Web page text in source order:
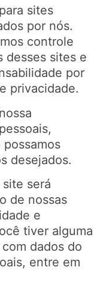
sites
por nós.
controle
desses sites e
por
privacidade.
desejados.
será
de nossas
e
tiver alguma
dados do
entre em